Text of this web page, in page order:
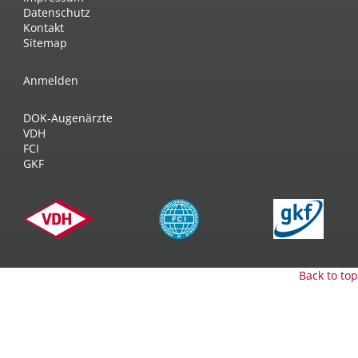
Datenschutz
Kontakt
Sitemap
Anmelden
DOK-Augenärzte
VDH
FCI
GKF
Back to top